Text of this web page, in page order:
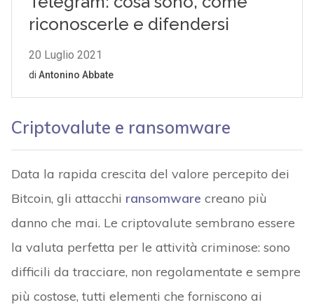
Criptovalute e ransomware
Data la rapida crescita del valore percepito dei
Bitcoin, gli attacchi ransomware creano più
danno che mai. Le criptovalute sembrano essere
la valuta perfetta per le attività criminose: sono
difficili da tracciare, non regolamentate e sempre
più costose, tutti elementi che forniscono ai